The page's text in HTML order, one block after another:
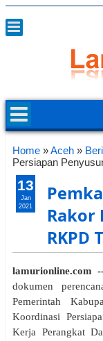
Home »Aceh »
Persiapan
Rakor
RKPD
lamurionline.com
dokumen
Pemerintah
Koordinasi
Kerja Perangkat
13
Jan
2021